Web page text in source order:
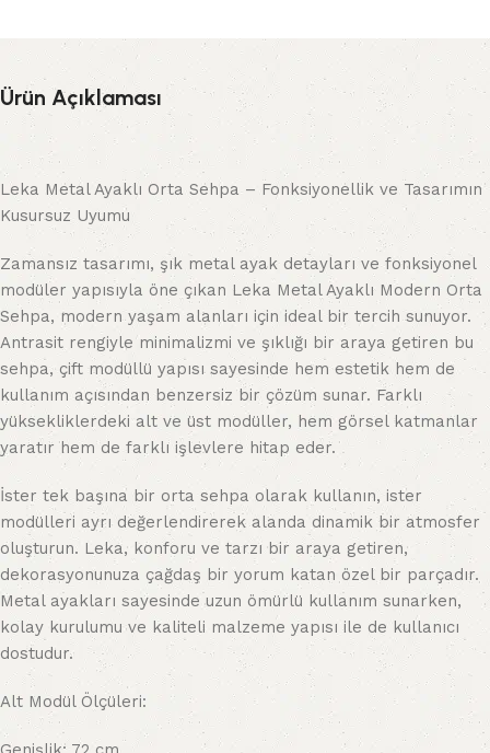
Ürün Açıklaması
Leka Metal Ayaklı Orta Sehpa – Fonksiyonellik ve Tasarımın
Kusursuz Uyumu
Zamansız tasarımı, şık metal ayak detayları ve fonksiyonel
modüler yapısıyla öne çıkan Leka Metal Ayaklı Modern Orta
Sehpa, modern yaşam alanları için ideal bir tercih sunuyor.
Antrasit rengiyle minimalizmi ve şıklığı bir araya getiren bu
sehpa, çift modüllü yapısı sayesinde hem estetik hem de
kullanım açısından benzersiz bir çözüm sunar. Farklı
yüksekliklerdeki alt ve üst modüller, hem görsel katmanlar
yaratır hem de farklı işlevlere hitap eder.
İster tek başına bir orta sehpa olarak kullanın, ister
modülleri ayrı değerlendirerek alanda dinamik bir atmosfer
oluşturun. Leka, konforu ve tarzı bir araya getiren,
dekorasyonunuza çağdaş bir yorum katan özel bir parçadır.
Metal ayakları sayesinde uzun ömürlü kullanım sunarken,
kolay kurulumu ve kaliteli malzeme yapısı ile de kullanıcı
dostudur.
Alt Modül Ölçüleri: